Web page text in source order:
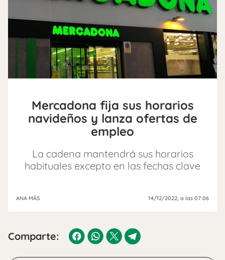
Mercadona fija sus horarios
navideños y lanza ofertas de
empleo
La cadena mantendrá sus horarios
habituales excepto en las fechas clave
ANA MÁS 14/12/2022, a las 07:06
Comparte: